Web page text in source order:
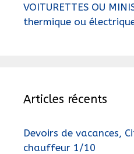
VOITURETTES OU
thermique ou
Articles récents
Devoirs de vacances,
chauffeur 1/10